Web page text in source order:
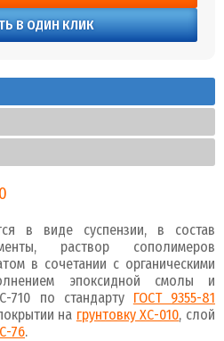
В ОДИН КЛИК
в виде суспензии, в состав
раствор сополимеров
в сочетании с органическими
эпоксидной смолы и
710 по стандарту ГОСТ 9355-81
на грунтовку ХС-010, слой
76.